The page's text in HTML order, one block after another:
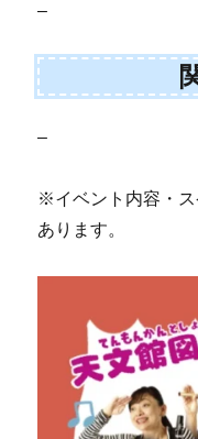
–
–
※イベント内容・ス
あります。